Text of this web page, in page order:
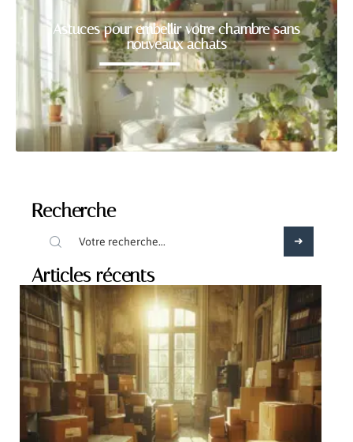
Astuces pour embellir votre chambre sans
nouveaux achats
Recherche
Articles récents